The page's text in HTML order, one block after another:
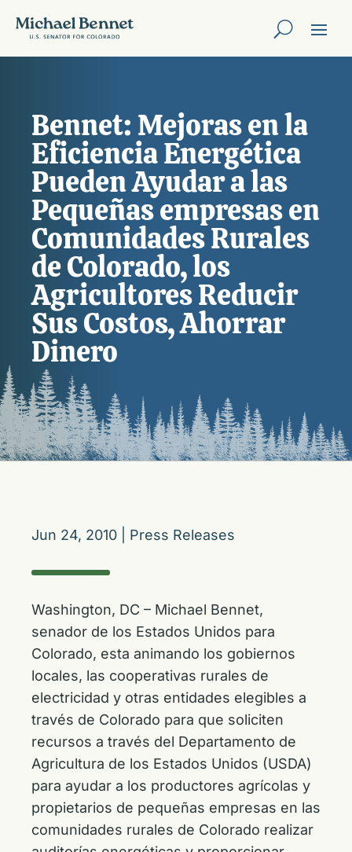
Bennet: Mejoras en la
Eficiencia Energética
Pueden Ayudar a las
Pequeñas empresas en
Comunidades Rurales
de Colorado, los
Agricultores Reducir
Sus Costos, Ahorrar
Dinero
Jun 24, 2010 Press Releases
Washington, DC – Michael Bennet,
senador de los Estados Unidos para
Colorado, esta animando los gobiernos
locales, las cooperativas rurales de
electricidad y otras entidades elegibles a
través de Colorado para que soliciten
recursos a través del Departamento de
Agricultura de los Estados Unidos (USDA)
para ayudar a los productores agrícolas y
propietarios de pequeñas empresas en las
comunidades rurales de Colorado realizar